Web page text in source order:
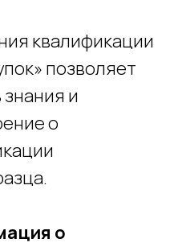
квалификации
позволяет
и
о
о